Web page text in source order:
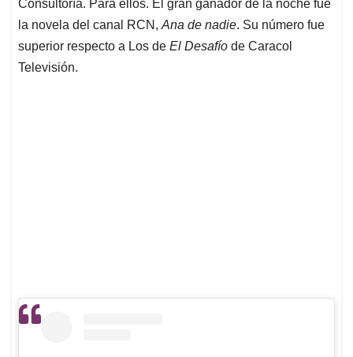
Consultoría. Para ellos. El gran ganador de la noche fue
la novela del canal RCN, Ana de nadie. Su número fue
superior respecto a Los de El Desafío de Caracol
Televisión.